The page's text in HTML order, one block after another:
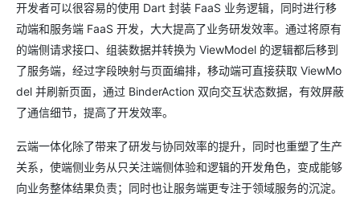
开发者可以很容易的使用 Dart 封装 FaaS 业务逻辑，同时进行移
动端和服务端 FaaS 开发，大大提高了业务研发效率。通过将原有
的端侧请求接口、组装数据并转换为 ViewModel 的逻辑都后移到
了服务端，经过字段映射与页面编排，移动端可直接获取 ViewMo
del 并刷新页面，通过 BinderAction 双向交互状态数据，有效屏蔽
了通信细节，提高了开发效率。
云端一体化除了带来了研发与协同效率的提升，同时也重塑了生产
关系，使端侧业务从只关注端侧体验和逻辑的开发角色，变成能够
向业务整体结果负责；同时也让服务端更专注于领域服务的沉淀。